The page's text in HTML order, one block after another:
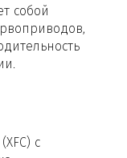
собой
с